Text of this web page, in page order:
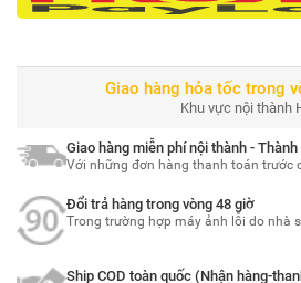
Giao hàng hỏa tốc trong
Khu vực nội thành
Giao hàng miễn phí nội thành -
Với những đơn hàng thanh toán trước
Đổi trả hàng trong vòng 48 giờ
Trong trường hợp máy ảnh lỗi do nhà
Ship COD toàn quốc (Nhận hàng-